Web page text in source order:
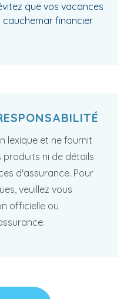
que vos vacances
cauchemar financier
lexique et ne fournit
ni de détails
d'assurance. Pour
veuillez vous
officielle ou